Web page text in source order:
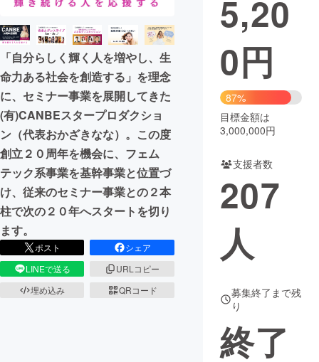
ビジネス・起業 チャレンジ
まちづくり・地域活性化
CAMPFIRE for Social Good
CAMPFIRE Creation
CAMPFIREふるさと納税
コミュニティ
「自分らしく輝く人を増やし、生
命力ある社会を創造する」を理念
に、セミナー事業を展開してきた
(有)CANBEスタープロダクショ
ン（代表おかざきなな）。この度
創立２０周年を機会に、フェム
テック系事業を基幹事業と位置づ
け、従来のセミナー事業との２本
柱で次の２０年へスタートを切り
ます。
ポスト
シェア
LINEで送る
URLコピー
埋め込み
QRコード
5,20
0円
87%
目標金額は
3,000,000円
支援者数
207
人
募集終了まで残
り
終了